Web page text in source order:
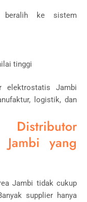
beralih ke sistem
tinggi
elektrostatis Jambi
logistik, dan
Distributor
Jambi yang
Jambi tidak cukup
supplier hanya